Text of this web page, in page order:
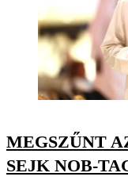
MEGSZŰNT
SEJK NOB-